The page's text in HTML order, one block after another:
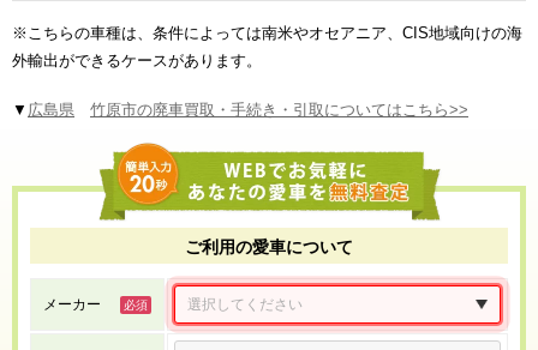
※こちらの車種は、条件によっては南米やオセアニア、CIS地域向けの海
外輸出ができるケースがあります。
▼ 広島県 竹原市の廃車買取・手続き・引取についてはこちら>>
ご利用の愛車について
メーカー